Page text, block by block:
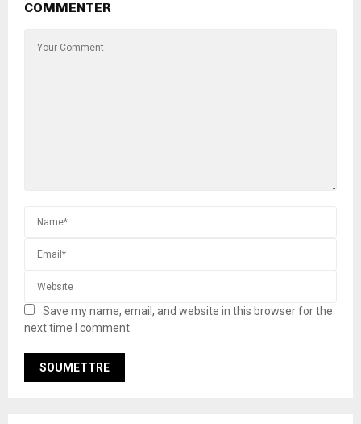
COMMENTER
Save my name, email, and website in this browser for the
next time I comment.